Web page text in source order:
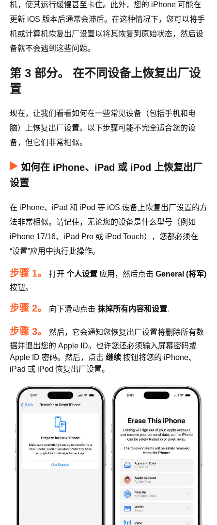
机，使其运行缓慢甚至卡住。此外，您的 iPhone 可能在
更新 iOS 版本后通常会滞后。在这种情况下，您可以将手
机或计算机恢复出厂设置以将其恢复到原始状态，然后设
备就不会遇到这些问题。
第 3 部分。 在不同设备上恢复出厂设
置
现在，让我们看看如何在一些常见设备（包括手机和电
脑）上恢复出厂设置。以下步骤可能不完全适合您的设
备，但它们非常相似。
如何在 iPhone、iPad 或 iPod 上恢复出厂
设置
在 iPhone、iPad 和 iPod 等 iOS 设备上恢复出厂设置的方
法非常相似。请记住，无论您的设备是什么型号（例如
iPhone 17/16、iPad Pro 或 iPod Touch），您都必须在
“设置”应用中执行此操作。
步骤 1。 打开 个人设置 应用，然后点击 General (将军)
按钮。
步骤 2。 向下滑动点击 抹掉所有内容和设置.
步骤 3。
然后，它会通知您恢复出厂设置将删除所有数
据并退出您的 Apple ID。也许您还必须输入屏幕密码或
Apple ID 密码。然后，点击 继续 按钮将您的 iPhone、
iPad 或 iPod 恢复出厂设置。